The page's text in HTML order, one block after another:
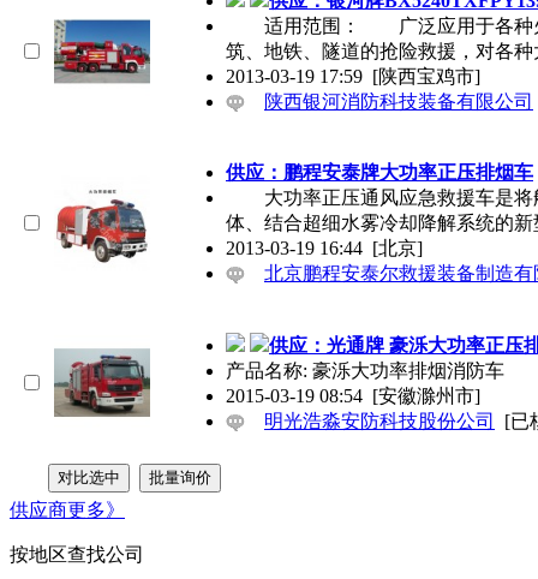
适用范围： 广泛应用于各种火
筑、地铁、隧道的抢险救援，对各种
2013-03-19 17:59 [陕西宝鸡市]
陕西银河消防科技装备有限公司
供应：鹏程安泰牌大功率正压排烟车
大功率正压通风应急救援车是将
体、结合超细水雾冷却降解系统的新
2013-03-19 16:44 [北京]
北京鹏程安泰尔救援装备制造有
供应：光通牌 豪泺大功率正压
产品名称: 豪泺大功率排烟消防车
2015-03-19 08:54 [安徽滁州市]
明光浩淼安防科技股份公司
[已
供应商更多》
按地区查找公司